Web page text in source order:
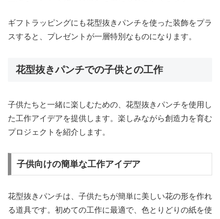
ギフトラッピングにも花型抜きパンチを使った装飾をプラ
スすると、プレゼントが一層特別なものになります。
花型抜きパンチでの子供との工作
子供たちと一緒に楽しむための、花型抜きパンチを使用し
た工作アイデアを提供します。楽しみながら創造力を育む
プロジェクトを紹介します。
子供向けの簡単な工作アイデア
花型抜きパンチは、子供たちが簡単に美しい花の形を作れ
る道具です。初めての工作に最適で、色とりどりの紙を使